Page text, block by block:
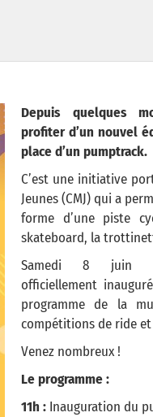
Depuis quelques
profiter d’un nouvel
place d’un pumptrack.
C’est une initiative
Jeunes (CMJ) qui a
forme d’une piste
skateboard, la
Samedi 8 juin
officiellement
programme de la
compétitions de ride et
Venez nombreux !
Le programme :
11h : Inauguration du